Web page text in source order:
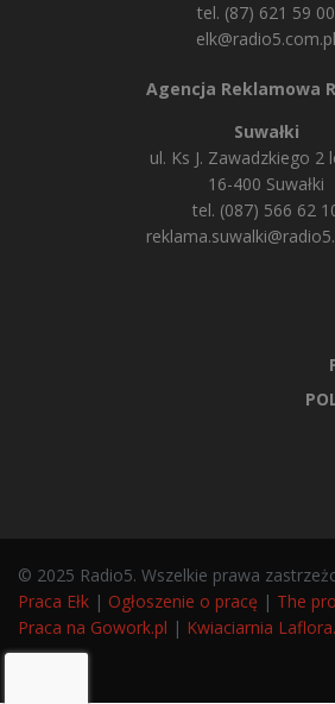
tel. (87) 621 59 00
elk@radio5.com.pl
Agencja Reklamowa
Suwałki
ul. Ks J. Zawadzkiego 2
16-400 Suwałki
tel. (087) 566 62
© 2025 Radio5. Wszelkie prawa
Praca Ełk | Ogłoszenie o pracę | The
Praca na Gowork.pl | Kwiaciarnia